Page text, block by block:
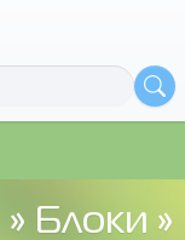
» Блоки »